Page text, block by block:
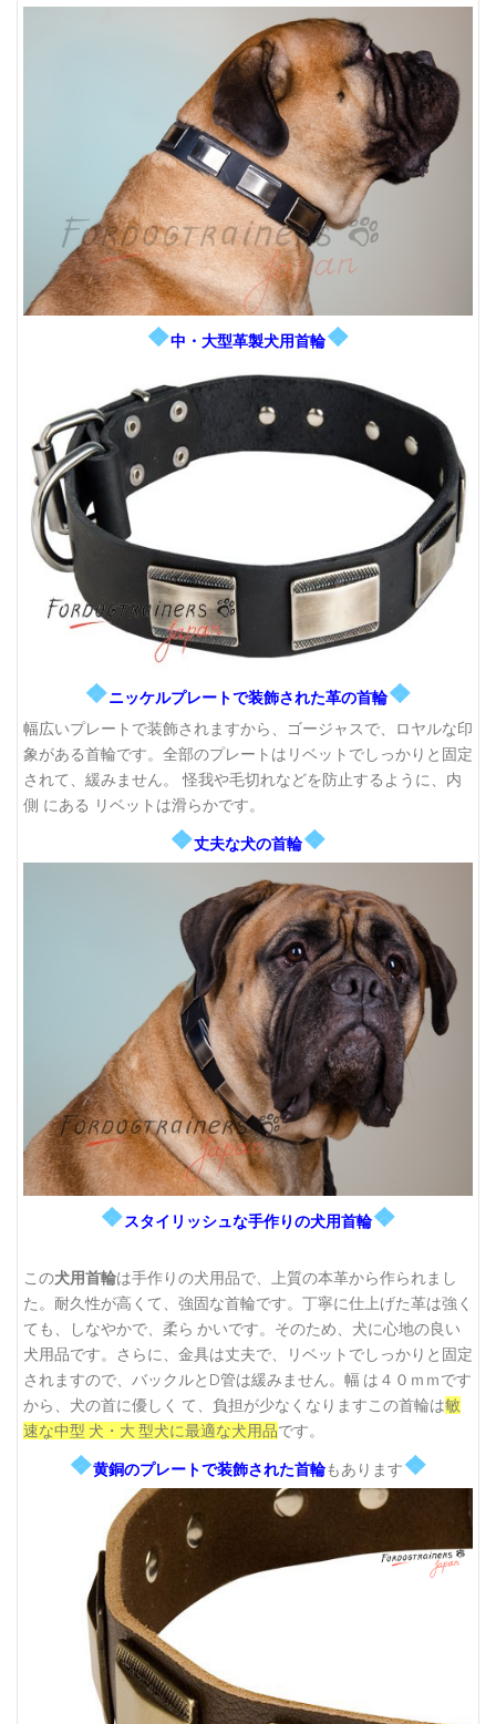
❖中・大型革製犬用首輪❖
❖ニッケルプレートで装飾された革の首輪❖
幅広いプレートで装飾されますから、ゴージャスで、ロヤルな印
象がある首輪です。全部のプレートはリベットでしっかりと固定
されて、緩みません。 怪我や毛切れなどを防止するように、内
側 にある リベットは滑らかです。
❖丈夫な犬の首輪❖
❖スタイリッシュな手作りの犬用首輪❖
この犬用首輪は手作りの犬用品で、上質の本革から作られまし
た。耐久性が高くて、強固な首輪です。丁寧に仕上げた革は強く
ても、しなやかで、柔ら かいです。そのため、犬に心地の良い
犬用品です。さらに、金具は丈夫で、リベットでしっかりと固定
されますので、バックルとD管は緩みません。幅 は４０ｍｍです
から、犬の首に優しく て、負担が少なくなりますこの首輪は敏
速な中型 犬・大 型犬に最適な犬用品です。
❖黄銅のプレートで装飾された首輪もあります❖